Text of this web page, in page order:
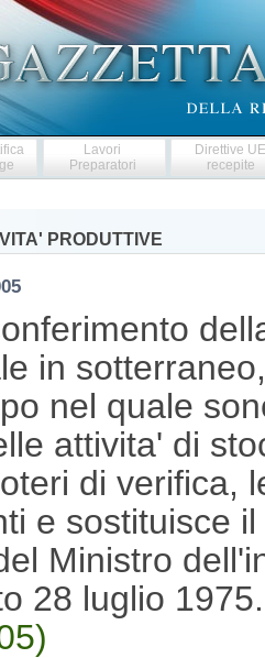
Lavori
Preparatori
Direttive
recepite
PRODUTTIVE
in
nel quale
attivita' di
di verifica,
e sostituisce
Ministro
28 luglio